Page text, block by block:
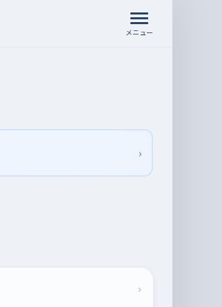
メニュー
›
›